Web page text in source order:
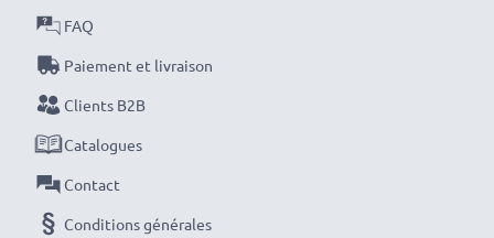
!
FAQ
Paiement et livraison
Clients B2B
Catalogues
Contact
Conditions générales